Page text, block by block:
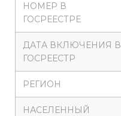
НОМЕР В
ГОСРЕЕСТРЕ
ДАТА ВКЛЮЧЕНИЯ В
ГОСРЕЕСТР
РЕГИОН
НАСЕЛЕННЫЙ